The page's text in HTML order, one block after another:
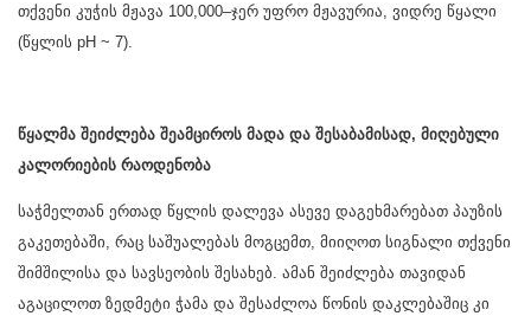
თქვენი კუჭის მჟავა 100,000–ჯერ უფრო მჟავურია, ვიდრე წყალი
(წყლის pH ~ 7).
წყალმა შეიძლება შეამციროს მადა და შესაბამისად, მიღებული
კალორიების რაოდენობა
საჭმელთან ერთად წყლის დალევა ასევე დაგეხმარებათ პაუზის
გაკეთებაში, რაც საშუალებას მოგცემთ, მიიღოთ სიგნალი თქვენი
შიმშილისა და სავსეობის შესახებ. ამან შეიძლება თავიდან
აგაცილოთ ზედმეტი ჭამა და შესაძლოა წონის დაკლებაშიც კი